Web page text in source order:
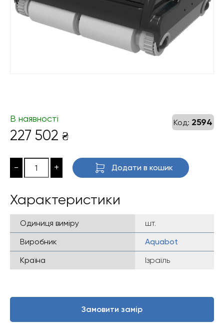
Код: 2594
В наявності
227 502 ₴
- + Додати в кошик
Характеристики
Одиниця виміру
шт.
Виробник
Aquabot
Країна
Ізраїль
Замовити замір